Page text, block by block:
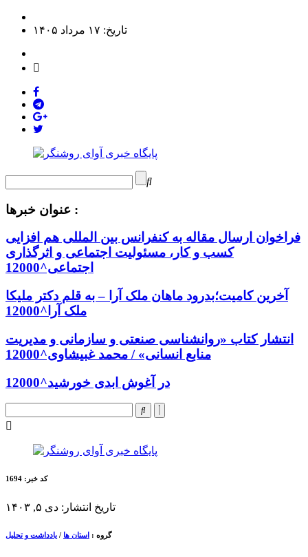
تاریخ: ۱۷ مرداد ۱۴۰۵
عنوان خبرها :
فراخوان ارسال مقاله به کنفرانس بین المللی هم افزایی
کسب و کار، مسئولیت اجتماعی و اثرگذاری
اجتماعی^12000
آخرین کامیت؛بدرود ماهان ملک آرا – به قلم دکتر ملیکا
ملک آرا^12000
انتشار کتاب «روانشناسی صنعتی و سازمانی و مدیریت
منابع انسانی» / محمد غبیشاوی^12000
در آغوش ابدی خورشید^12000
کد خبر: 1694
تاریخ انتشار: دی ۵, ۱۴۰۳
گروه : استان ها / یادداشت و تحلیل